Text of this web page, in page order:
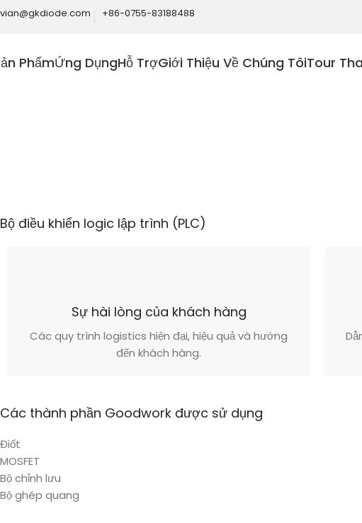
+86-0755-83188488
PhẩmỨng DụngHỗ TrợGiới Thiệu Về Chúng TôiTour
Bộ điều khiển logic lập trình (PLC)
Sự hài lòng của khách hàng
Các quy trình logistics hiện đại, hiệu quả và hướng
đến khách hàng.
Các thành phần Goodwork được sử dụng
Điốt
MOSFET
Bộ chỉnh lưu
Bộ ghép quang